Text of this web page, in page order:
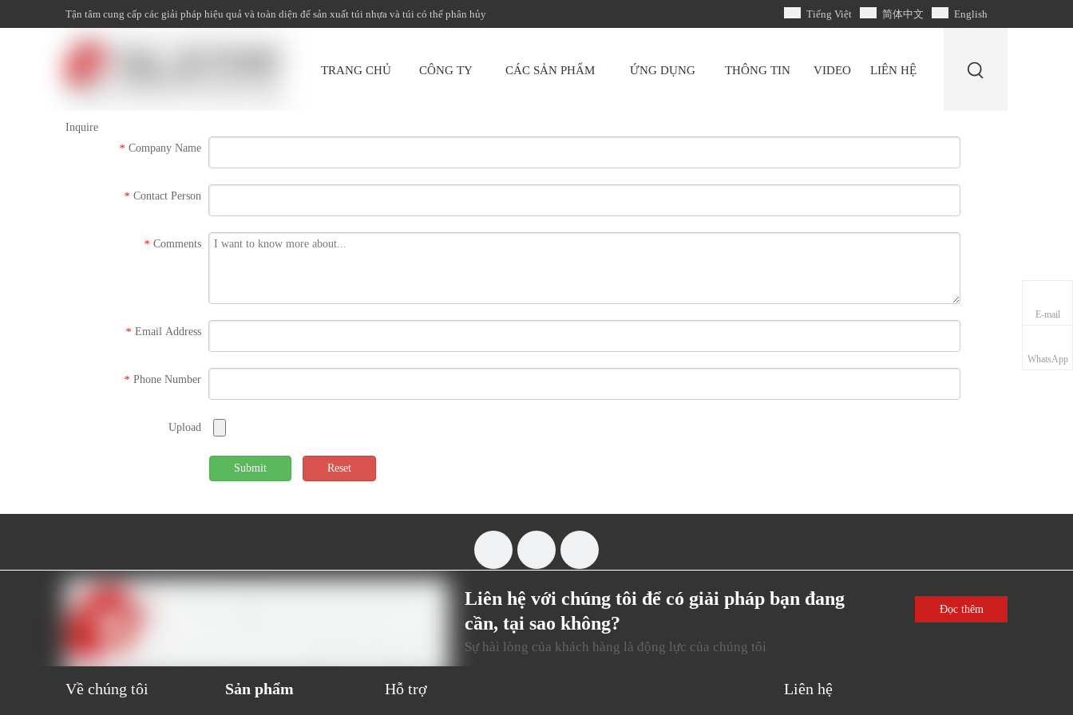
Tận tâm cung cấp các giải pháp hiệu quả và toàn diện để sản xuất túi nhựa và túi có thể phân hủy Tiếng Việt 简体中文 English
TRANG CHỦ CÔNG TY CÁC SẢN PHẨM ỨNG DỤNG THÔNG TIN VIDEO LIÊN HỆ
Inquire
* Company Name
* Contact Person
* Comments
* Email Address
* Phone Number
Upload
Submit Reset
E-mail
WhatsApp
Liên hệ với chúng tôi để có giải pháp bạn đang
cần, tại sao không?
Sự hài lòng của khách hàng là động lực của chúng tôi
Đọc thêm
Về chúng tôi Sản phẩm Hỗ trợ Liên hệ